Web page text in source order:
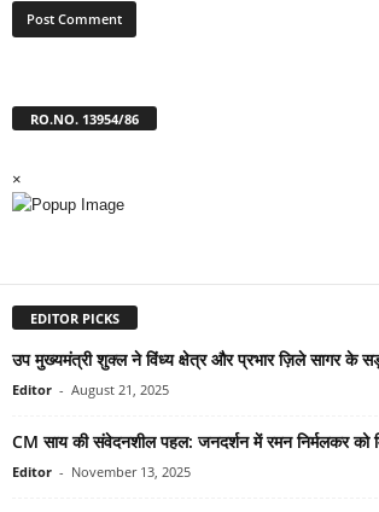
RO.NO. 13954/86
×
EDITOR PICKS
उप मुख्यमंत्री शुक्ल ने विंध्य क्षेत्र और प्रभार ज़िले सागर के
Editor - August 21, 2025
CM साय की संवेदनशील पहल: जनदर्शन में रमन निर्मलकर
Editor - November 13, 2025